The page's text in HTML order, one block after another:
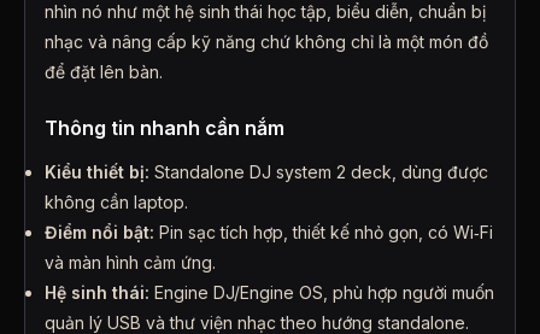
nhìn nó như một hệ sinh thái học tập, biểu diễn, chuẩn bị
nhạc và nâng cấp kỹ năng chứ không chỉ là một món đồ
để đặt lên bàn.
Thông tin nhanh cần nắm
Kiểu thiết bị: Standalone DJ system 2 deck, dùng được
không cần laptop.
Điểm nổi bật: Pin sạc tích hợp, thiết kế nhỏ gọn, có Wi‑Fi
và màn hình cảm ứng.
Hệ sinh thái: Engine DJ/Engine OS, phù hợp người muốn
quản lý USB và thư viện nhạc theo hướng standalone.